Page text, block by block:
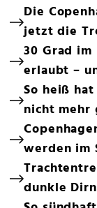
Die
jetzt die
30 Grad im
erlaubt –
So heiß
nicht mehr
werden im
dunkle